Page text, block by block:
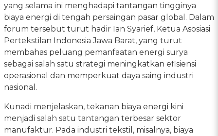
yang selama ini menghadapi tantangan tingginya
biaya energi di tengah persaingan pasar global. Dalam
forum tersebut turut hadir Ian Syarief, Ketua Asosiasi
Pertekstilan Indonesia Jawa Barat, yang turut
membahas peluang pemanfaatan energi surya
sebagai salah satu strategi meningkatkan efisiensi
operasional dan memperkuat daya saing industri
nasional.
Kunadi menjelaskan, tekanan biaya energi kini
menjadi salah satu tantangan terbesar sektor
manufaktur. Pada industri tekstil, misalnya, biaya